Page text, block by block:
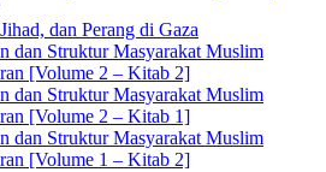
dan Perang di Gaza
dan Struktur Masyarakat Muslim
[Volume 2 – Kitab 2]
dan Struktur Masyarakat Muslim
[Volume 2 – Kitab 1]
dan Struktur Masyarakat Muslim
[Volume 1 – Kitab 2]